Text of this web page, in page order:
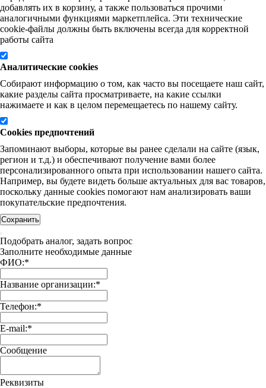
добавлять их в корзину, а также пользоваться прочими
аналогичными функциями маркетплейса. Эти технические
cookie-файлы должны быть включены всегда для корректной
работы сайта
Аналитические cookies
Собирают информацию о том, как часто вы посещаете наш сайт,
какие разделы сайта просматриваете, на какие ссылки
нажимаете и как в целом перемещаетесь по нашему сайту.
Cookies предпочтений
Запоминают выборы, которые вы ранее сделали на сайте (язык,
регион и т.д.) и обеспечивают получение вами более
персонализированного опыта при использовании нашего сайта.
Например, вы будете видеть больше актуальных для вас товаров,
поскольку данные cookies помогают нам анализировать ваши
покупательские предпочтения.
Сохранить
Подобрать аналог, задать вопрос
Заполните необходимые данные
ФИО:*
Название организации:*
Телефон:*
E-mail:*
Сообщение
Реквизиты